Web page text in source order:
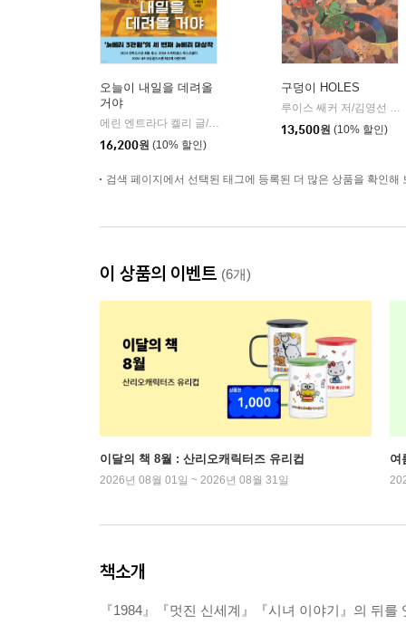
오늘이 내일을 데려올
거야
에린 엔트라다 켈리 글/고정아 역
책읽는곰
16,200원 (10% 할인)
구덩이 HOLES
루이스 쌔커 저/김영선 역
13,500원 (10% 할인)
검색 페이지에서 선택된 태그에 등록된 더 많은 상품을 확인해
이 상품의 이벤트 (6개)
이달의 책 8월 : 산리오캐릭터즈 유리컵
2026년 08월 01일 ~ 2026년 08월 31일
여
책소개
『1984』『멋진 신세계』『시녀 이야기』의 뒤